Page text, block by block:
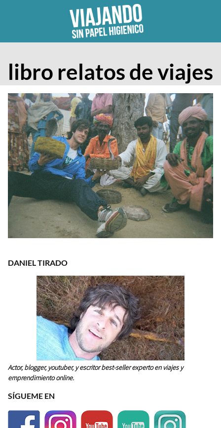
libro relatos de viajes
DANIEL TIRADO
Actor, blogger, youtuber, y escritor best-seller experto en viajes y
emprendimiento online.
SÍGUEME EN